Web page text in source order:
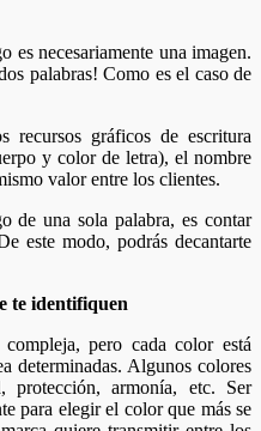
es necesariamente una imagen.
palabras! Como es el caso de
recursos gráficos de escritura
y color de letra), el nombre
valor entre los clientes.
de una sola palabra, es contar
este modo, podrás decantarte
te identifiquen
pero cada color está
determinadas. Algunos colores
protección, armonía, etc. Ser
para elegir el color que más se